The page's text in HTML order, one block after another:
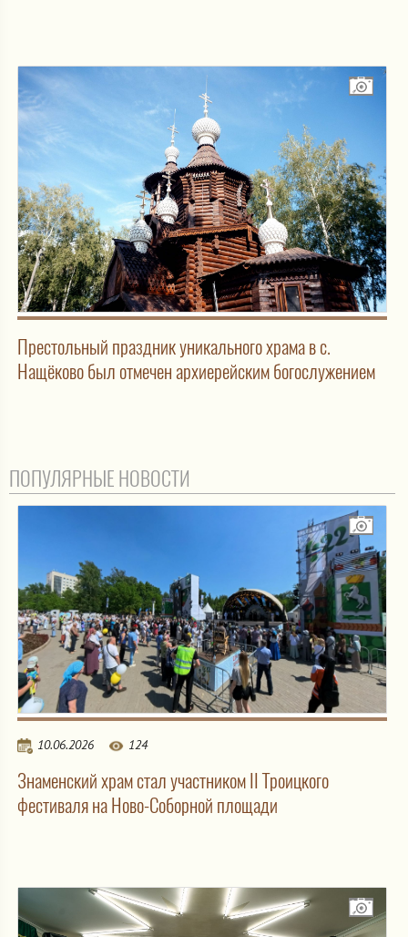
Престольный праздник уникального храма в с.
Нащёково был отмечен архиерейским богослужением
ПОПУЛЯРНЫЕ НОВОСТИ
10.06.2026 124
Знаменский храм стал участником II Троицкого
фестиваля на Ново-Соборной площади